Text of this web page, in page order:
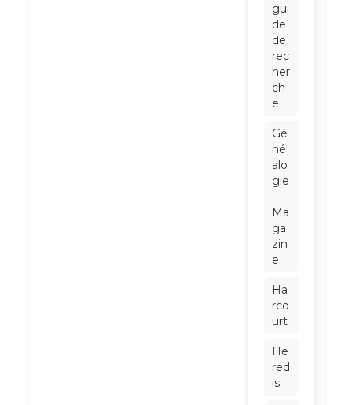
gui
de
de
rec
her
ch
e
Gé
né
alo
gie
-
Ma
ga
zin
e
Ha
rco
urt
He
red
is